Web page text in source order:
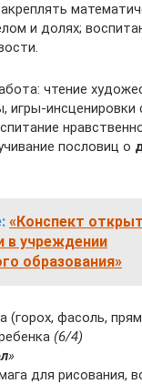
и долях;
чтение
игры-инсценировки
пословиц о
«Конспект
в учреждении
образования»
(горох, фасоль,
(6/4)
»
для рисования,